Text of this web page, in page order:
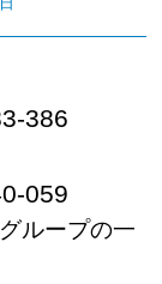
386
059
ループの一